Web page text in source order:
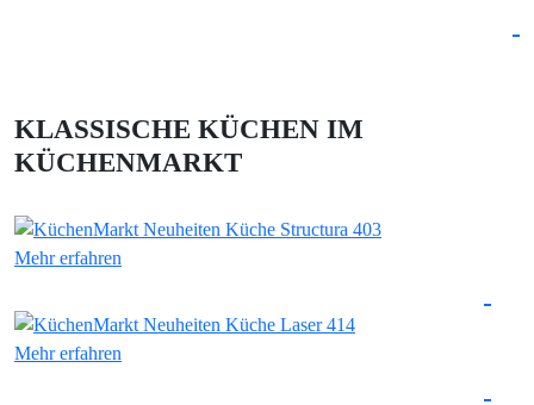
KLASSISCHE KÜCHEN IM
KÜCHENMARKT
Mehr erfahren
Mehr erfahren